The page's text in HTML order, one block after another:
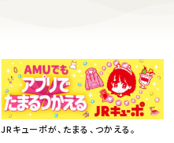
JRキューポが、たまる、つかえる。